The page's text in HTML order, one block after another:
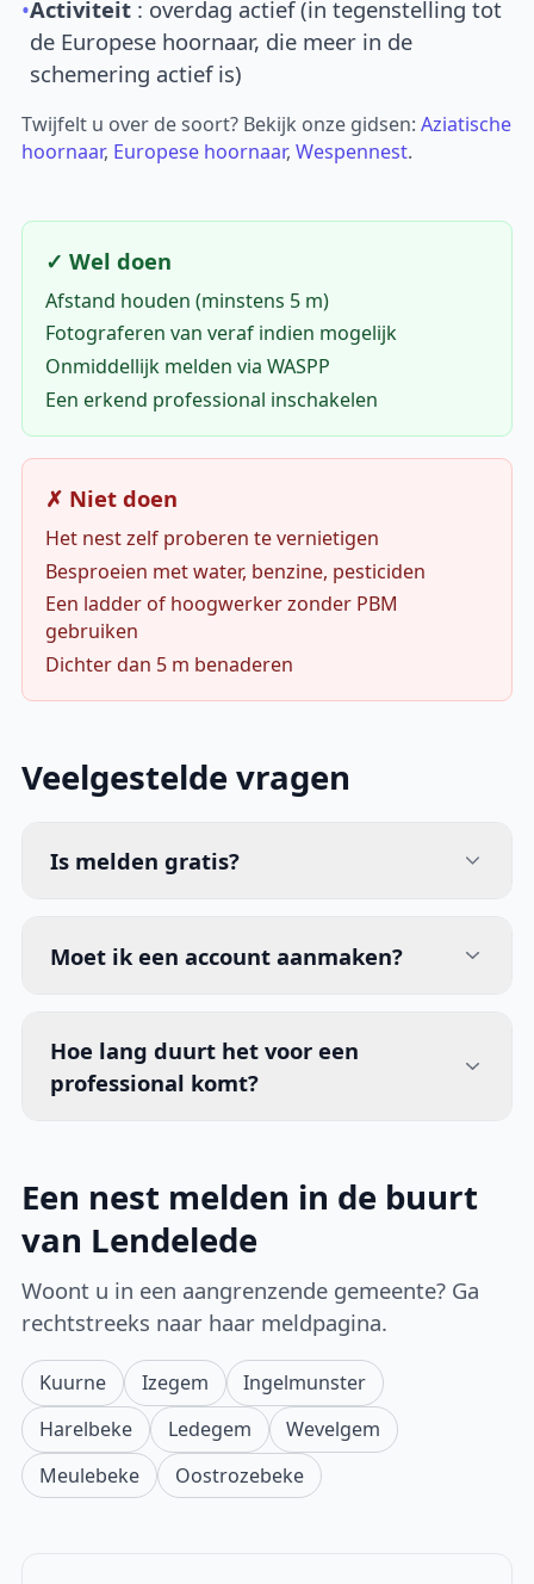
•Activiteit : overdag actief (in tegenstelling tot
de Europese hoornaar, die meer in de
schemering actief is)
Twijfelt u over de soort? Bekijk onze gidsen:Aziatische
hoornaar, Europese hoornaar,Wespennest.
✓ Wel doen
Afstand houden (minstens 5 m)
Fotograferen van veraf indien mogelijk
Onmiddellijk melden via WASPP
Een erkend professional inschakelen
✗ Niet doen
Het nest zelf proberen te vernietigen
Besproeien met water, benzine, pesticiden
Een ladder of hoogwerker zonder PBM
gebruiken
Dichter dan 5 m benaderen
Veelgestelde vragen
Is melden gratis?
Moet ik een account aanmaken?
Hoe lang duurt het voor een
professional komt?
Een nest melden in de buurt
van Lendelede
Woont u in een aangrenzende gemeente? Ga
rechtstreeks naar haar meldpagina.
Kuurne Izegem
Ingelmunster
Harelbeke
Ledegem
Wevelgem
Meulebeke
Oostrozebeke